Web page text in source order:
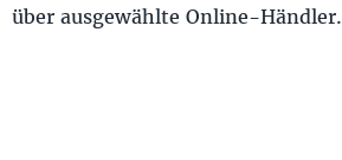
über ausgewählte Online-Händler.